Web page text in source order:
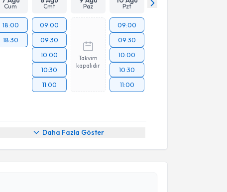
Cum Cmt Paz Pzt
18:00
18:30
09:00
09:30
10:00
10:30
11:00
Takvim
kapalıdır
09:00
09:30
10:00
10:30
11:00
Daha Fazla Göster
Takvimi Talebi